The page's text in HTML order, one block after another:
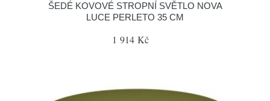
ŠEDÉ KOVOVÉ STROPNÍ SVĚTLO NOVA
LUCE PERLETO 35 CM
1 914 Kč